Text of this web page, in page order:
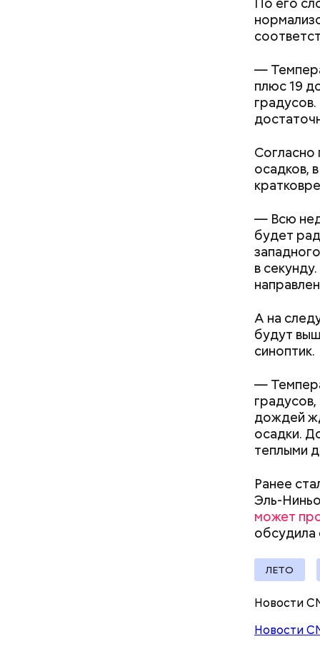
—
плюс 19
Согласно
осадков,
— Всю
будет
в
А на
будут
синоптик.
—
дождей
осадки.
теплыми
Ранее
Эль-
может
обсудила
ЛЕТО
Новости
Новости
своими
проводят
—
Копылов.
Однако
полезна.
с
лишним